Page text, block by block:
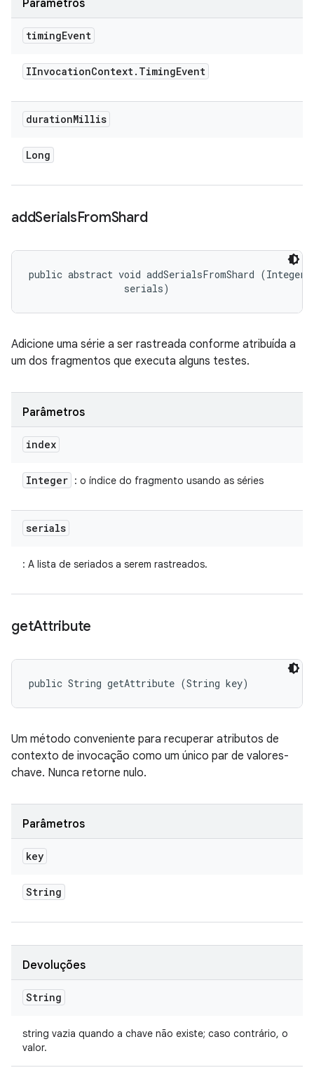
Parâmetros
timingEvent
IInvocationContext. TimingEvent
durationMillis
Long
addSerialsFromShard
public abstract void addSerialsFromShard
serials)
Adicione uma série a ser rastreada conforme atribuída a
um dos fragmentos que executa alguns testes.
Parâmetros
index
Integer : o índice do fragmento usando as séries
serials
: A lista de seriados a serem rastreados.
getAttribute
public String getAttribute (String key)
Um método conveniente para recuperar atributos de
contexto de invocação como um único par de valores-
chave. Nunca retorne nulo.
Parâmetros
key
String
Devoluções
String
string vazia quando a chave não existe; caso contrário, o
valor.